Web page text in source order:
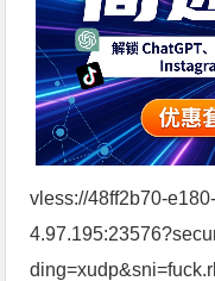
vless://48ff2b70-